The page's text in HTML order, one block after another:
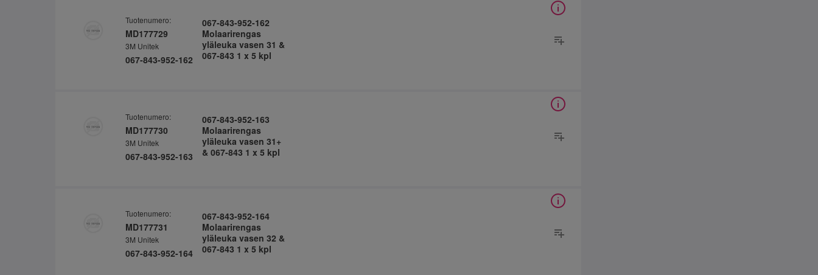
Tuotenumero:
MD177729
3M Unitek
067-843-952-162
067-843-952-162
Molaarirengas
yläleuka vasen 31 &
067-843 1 x 5 kpl
Tuotenumero:
MD177730
3M Unitek
067-843-952-163
067-843-952-163
Molaarirengas
yläleuka vasen 31+
& 067-843 1 x 5 kpl
Tuotenumero:
MD177731
3M Unitek
067-843-952-164
067-843-952-164
Molaarirengas
yläleuka vasen 32 &
067-843 1 x 5 kpl